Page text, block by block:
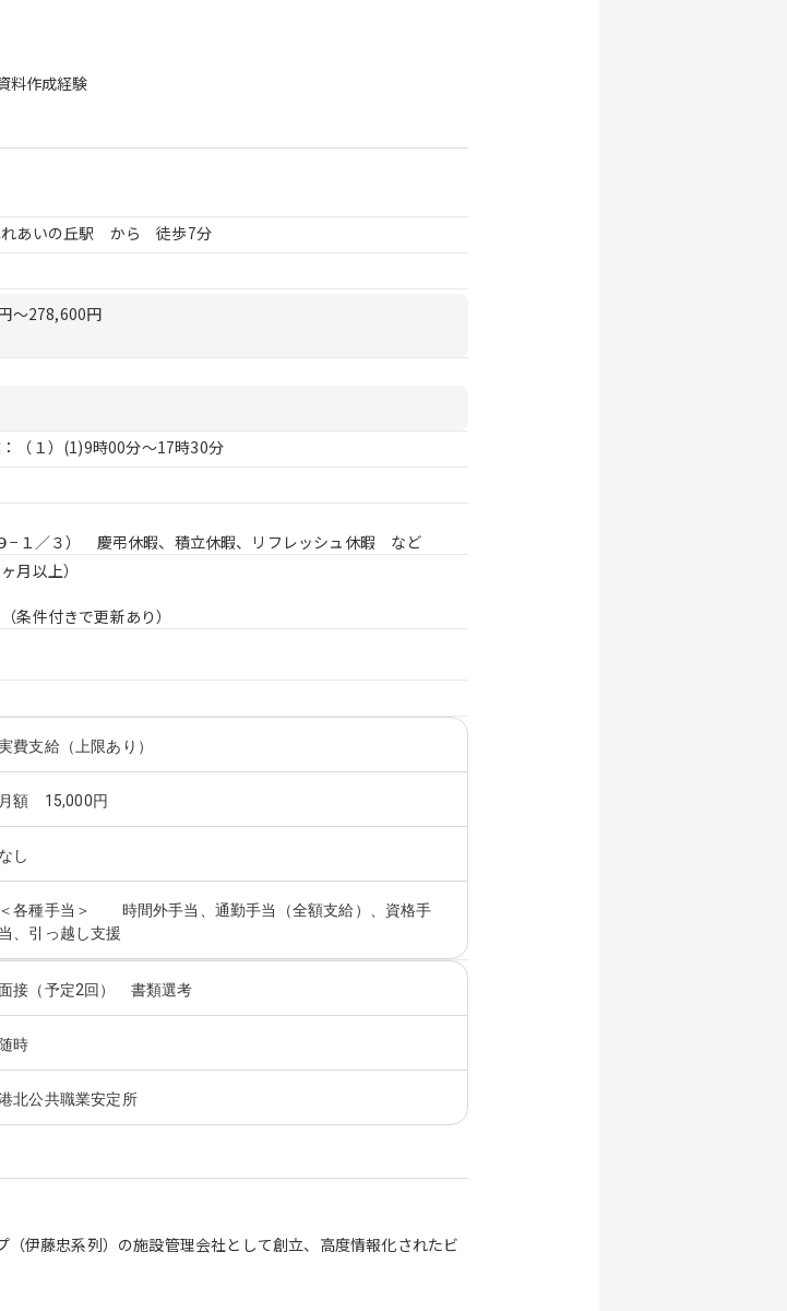
料作成経験
あいの丘駅 から 徒歩7分
〜278,600円
（１） (1)9時00分〜17時30分
−１／３） 慶弔休暇、積立休暇、リフレッシュ休暇 など
月以上）
件付きで更新あり）
費支給（上限あり）
月額 15,000円
なし
＜各種手当＞ 時間外手当、通勤手当（全額支給）、資格手
当、引っ越し支援
接（予定2回） 書類選考
随時
北公共職業安定所
伊藤忠系列）の施設管理会社として創立、高度情報化されたビ